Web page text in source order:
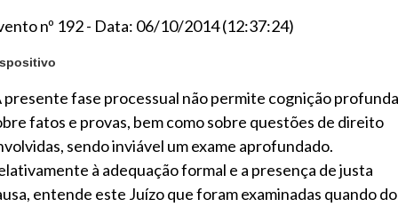
nº 192 - Data: 06/10/2014 (12:37:24)
presente fase processual não permite cognição profunda
fatos e provas, bem como sobre questões de direito
sendo inviável um exame aprofundado.
à adequação formal e a presença de justa
entende este Juízo que foram examinadas quando do